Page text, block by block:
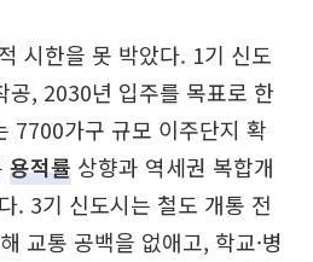
시한을 못 박았다. 1기 신도
, 2030년 입주를 목표로 한
7700가구 규모 이주단지 확
용적률 상향과 역세권 복합개
. 3기 신도시는 철도 개통 전
교통 공백을 없애고, 학교·병